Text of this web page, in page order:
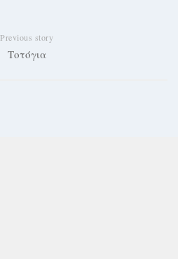
Previous story
Τοτόγια